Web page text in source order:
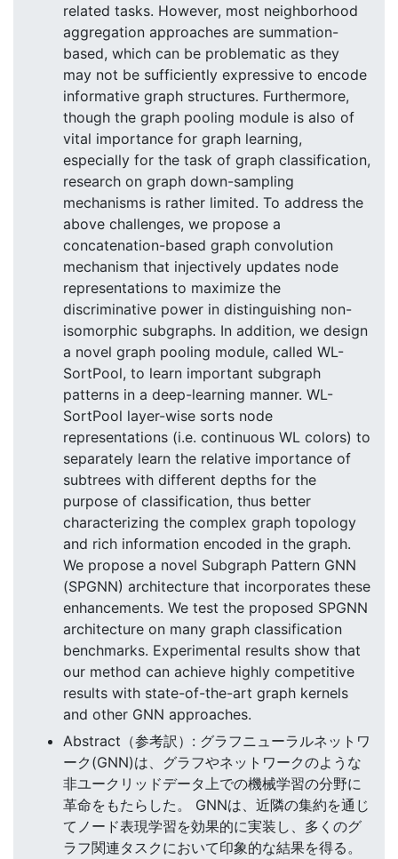
related tasks. However, most neighborhood
aggregation approaches are summation-
based, which can be problematic as they
may not be sufficiently expressive to encode
informative graph structures. Furthermore,
though the graph pooling module is also of
vital importance for graph learning,
especially for the task of graph classification,
research on graph down-sampling
mechanisms is rather limited. To address the
above challenges, we propose a
concatenation-based graph convolution
mechanism that injectively updates node
representations to maximize the
discriminative power in distinguishing non-
isomorphic subgraphs. In addition, we design
a novel graph pooling module, called WL-
SortPool, to learn important subgraph
patterns in a deep-learning manner. WL-
SortPool layer-wise sorts node
representations (i.e. continuous WL colors) to
separately learn the relative importance of
subtrees with different depths for the
purpose of classification, thus better
characterizing the complex graph topology
and rich information encoded in the graph.
We propose a novel Subgraph Pattern GNN
(SPGNN) architecture that incorporates these
enhancements. We test the proposed SPGNN
architecture on many graph classification
benchmarks. Experimental results show that
our method can achieve highly competitive
results with state-of-the-art graph kernels
and other GNN approaches.
Abstract（参考訳）: グラフニューラルネットワ
ーク(GNN)は、グラフやネットワークのような
非ユークリッドデータ上での機械学習の分野に
革命をもたらした。 GNNは、近隣の集約を通じ
てノード表現学習を効果的に実装し、多くのグ
ラフ関連タスクにおいて印象的な結果を得る。